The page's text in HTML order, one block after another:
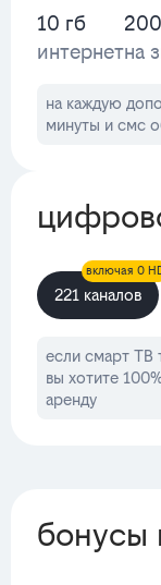
10 гб
интернетна
на каждую
минуты и смс
221 каналов
включая 0
если смарт ТВ
вы хотите
аренду
бонусы